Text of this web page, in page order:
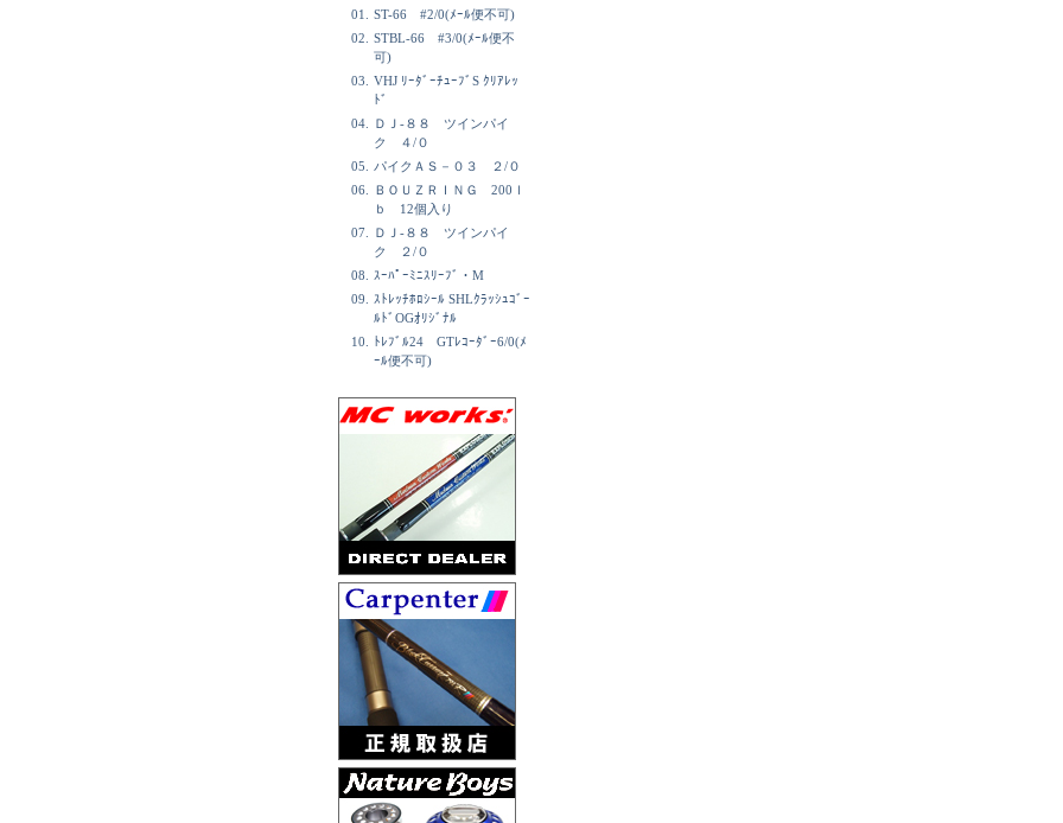
01.
ST-66 #2/0(ﾒｰﾙ便不可)
02.
STBL-66 #3/0(ﾒｰﾙ便不
可)
03.
VHJ ﾘｰﾀﾞｰﾁｭｰﾌﾞS ｸﾘｱﾚｯ
ﾄﾞ
04.
ＤＪ-８８ ツインパイ
ク ４/０
05.
パイクＡＳ－０３ ２/０
06.
ＢＯＵＺＲＩＮＧ 200ｌ
ｂ 12個入り
07.
ＤＪ-８８ ツインパイ
ク ２/０
08.
ｽｰﾊﾟｰﾐﾆｽﾘｰﾌﾞ・M
09.
ｽﾄﾚｯﾁﾎﾛｼｰﾙ SHLｸﾗｯｼｭｺﾞｰ
ﾙﾄﾞOGｵﾘｼﾞﾅﾙ
10.
ﾄﾚﾌﾞﾙ24 GTﾚｺｰﾀﾞｰ6/0(ﾒ
ｰﾙ便不可)